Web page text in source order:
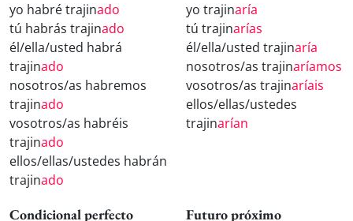
yo habré trajinado
tú habrás trajinado
él/ella/usted habrá
trajinado
nosotros/as habremos
trajinado
vosotros/as habréis
trajinado
ellos/ellas/ustedes habrán
trajinado
yo trajinaría
tú trajinarías
él/ella/usted trajinaría
nosotros/as trajinaríamos
vosotros/as trajinaríais
ellos/ellas/ustedes
trajinarían
Condicional perfecto Futuro próximo